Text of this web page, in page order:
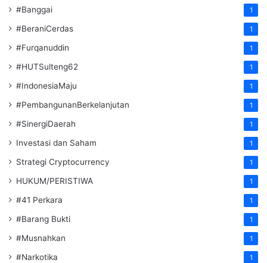
#Banggai 1
#BeraniCerdas 1
#Furqanuddin 1
#HUTSulteng62 1
#IndonesiaMaju 1
#PembangunanBerkelanjutan 1
#SinergiDaerah 1
Investasi dan Saham 1
Strategi Cryptocurrency 1
HUKUM/PERISTIWA 1
#41 Perkara 1
#Barang Bukti 1
#Musnahkan 1
#Narkotika 1